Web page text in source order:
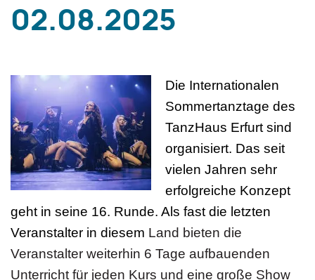
02.08.2025
Die Internationalen
Sommertanztage des
TanzHaus Erfurt sind
organisiert. Das seit
vielen Jahren sehr
erfolgreiche Konzept
geht in seine 16. Runde. Als fast die letzten
Veranstalter in diesem Land bieten die
Veranstalter weiterhin 6 Tage aufbauenden
Unterricht für jeden Kurs und eine große Show